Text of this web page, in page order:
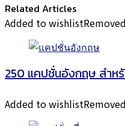
Related Articles
Added to wishlist
250 แคปชั่นอังกฤษ สำห
Added to wishlist